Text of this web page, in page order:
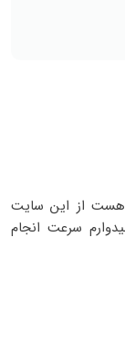
بار هست از این سایت
سرعت انجام